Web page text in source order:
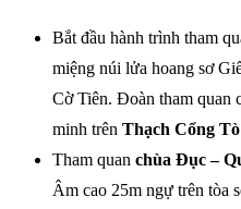
Bắt đầu hành trình tham
miệng núi lửa hoang sơ
Cờ Tiên. Đoàn tham quan
minh trên Thạch Cổng
Tham quan chùa Đục –
Âm cao 25m ngự trên tòa